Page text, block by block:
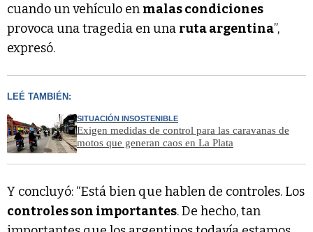
cuando un vehículo en malas condiciones
provoca una tragedia en una ruta argentina”,
expresó.
LEÉ TAMBIÉN:
SITUACIÓN INSOSTENIBLE
Exigen medidas de control para las caravanas de
motos que generan caos en La Plata
Y concluyó: “Está bien que hablen de controles. Los
controles son importantes. De hecho, tan